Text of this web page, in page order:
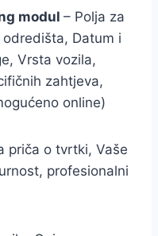
modul – Polja za
Datum i
Vrsta vozila,
zahtjeva,
online)
priča o tvrtki, Vaše
profesionalni